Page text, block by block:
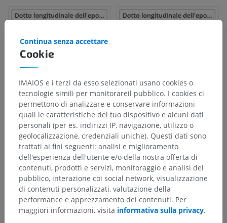
Gerarchia anatomica
Anatomia umana 2
Corpo umano> Apparati viscerali>
Apparati genitali> Apparato genitale femminile
Organi genitali femminili interni> Epooforon>
Cookie
Continua senza accettare
IMAIOS e i terzi da esso selezionati usano cookies o
tecnologie simili per monitorareil pubblico. I cookies ci
permettono di analizzare e conservare informazioni
quali le caratteristiche del tuo dispositivo e alcuni dati
personali (per es. indirizzi IP, navigazione, utilizzo o
geolocalizzazione, credenziali uniche). Questi dati sono
trattati ai fini seguenti: analisi e miglioramento
dell'esperienza dell'utente e/o della nostra offerta di
contenuti, prodotti e servizi, monitoraggio e analisi del
pubblico, interazione coi social network, visualizzazione
di contenuti personalizzati, valutazione della
performance e apprezzamento dei contenuti. Per
maggiori informazioni, visita informativa sulla privacy.